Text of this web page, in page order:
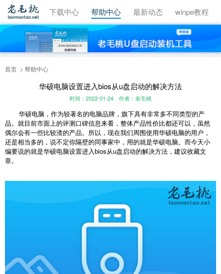
视频教程 下载中心 帮助中心 最新动态 winpe教程
首页 帮助中心
华硕电脑设置进入bios从u盘启动的解决方法
时间：2022-01-24 作者：老毛桃
华硕电脑，作为较著名的电脑品牌，旗下具有非常多不同类型的产
品。就目前市面上的评测口碑信息来看，整体产品性价比都还可以，虽然
偶尔会有一些比较渣的产品。所以，现在我们周围使用华硕电脑的用户，
还是相当多的，说不定你隔壁的同事家中，用的就是华硕电脑。而今天小
编要说的就是华硕电脑设置进入bios从u盘启动的解决方法，建议收藏文
章。